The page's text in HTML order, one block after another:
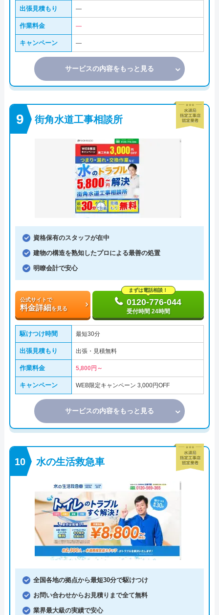
出張見積もり ―
作業料金 ―
キャンペーン ―
サービスの内容をもっと見る
街角水道工事相談所
資格保有のスタッフが在中
建物の構造を熟知したプロによる最善の処置
明瞭会計で安心
公式サイトで
料金詳細を見る
まずは電話相談！
0120-776-044
受付時間 24時間
駆けつけ時間 最短30分
出張見積もり 出張・見積無料
作業料金 5,800円～
キャンペーン WEB限定キャンペーン 3,000円OFF
サービスの内容をもっと見る
水の生活救急車
全国各地の拠点から最短30分で駆けつけ
お問い合わせからお見積りまで全て無料
業界最大級の実績で安心